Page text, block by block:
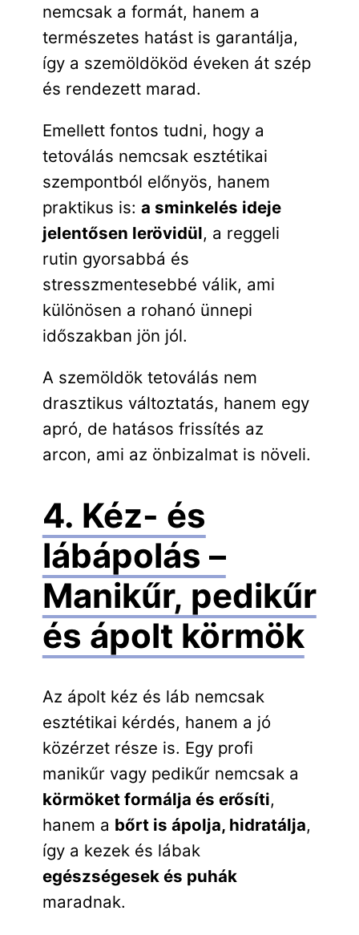
nemcsak a formát, hanem a
természetes hatást is garantálja,
így a szemöldököd éveken át szép
és rendezett marad.
Emellett fontos tudni, hogy a
tetoválás nemcsak esztétikai
szempontból előnyös, hanem
praktikus is: a sminkelés ideje
jelentősen lerövidül, a reggeli
rutin gyorsabbá és
stresszmentesebbé válik, ami
különösen a rohanó ünnepi
időszakban jön jól.
A szemöldök tetoválás nem
drasztikus változtatás, hanem egy
apró, de hatásos frissítés az
arcon, ami az önbizalmat is növeli.
4. Kéz- és
lábápolás –
Manikűr, pedikűr
és ápolt körmök
Az ápolt kéz és láb nemcsak
esztétikai kérdés, hanem a jó
közérzet része is. Egy profi
manikűr vagy pedikűr nemcsak a
körmöket formálja és erősíti,
hanem a bőrt is ápolja, hidratálja,
így a kezek és lábak
egészségesek és puhák
maradnak.